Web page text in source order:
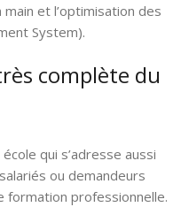
et l’optimisation des
System).
complète du
qui s’adresse aussi
ou demandeurs
formation professionnelle.